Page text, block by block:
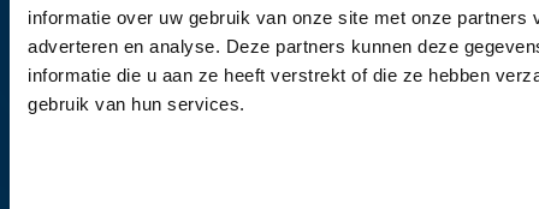
informatie over uw gebruik van onze site met onze partners
adverteren en analyse. Deze partners kunnen deze
informatie die u aan ze heeft verstrekt of die ze hebben
gebruik van hun services.
maken, dan kunt u vrijblijvend contact met ons